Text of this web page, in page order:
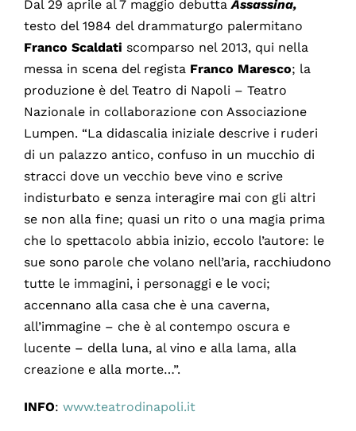
Dal 29 aprile al 7 maggio debuttaAssassina,
testo del 1984 del drammaturgo palermitano
Franco Scaldati scomparso nel 2013, qui nella
messa in scena del regista Franco Maresco; la
produzione è del Teatro di Napoli – Teatro
Nazionale in collaborazione con Associazione
Lumpen. “La didascalia iniziale descrive i ruderi
di un palazzo antico, confuso in un mucchio di
stracci dove un vecchio beve vino e scrive
indisturbato e senza interagire mai con gli altri
se non alla fine; quasi un rito o una magia prima
che lo spettacolo abbia inizio, eccolo l’autore: le
sue sono parole che volano nell’aria, racchiudono
tutte le immagini, i personaggi e le voci;
accennano alla casa che è una caverna,
all’immagine – che è al contempo oscura e
lucente – della luna, al vino e alla lama, alla
creazione e alla morte…”.
INFO: www.teatrodinapoli.it